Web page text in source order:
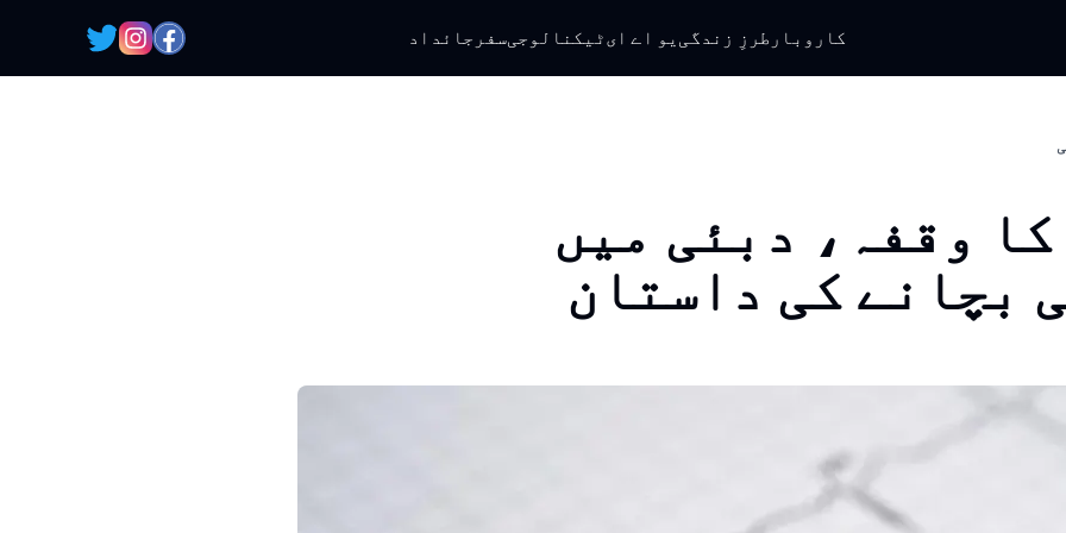
کاروبار طرزِ زندگی یو اے ایٹیکنالوجیسفر جائداد
وقفہ، دبئی میں
بچانے کی داستان